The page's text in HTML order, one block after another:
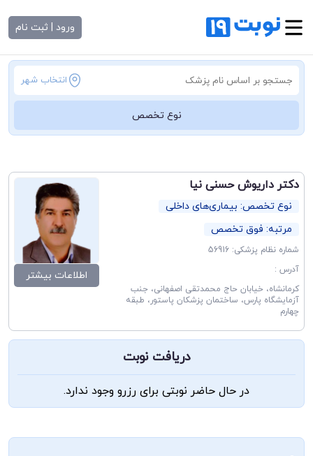
ورود | ثبت نام
انتخاب شهر
نوع تخصص
دکتر داریوش حسنی نیا
نوع تخصص: بیماری‌های داخلی
مرتبه: فوق تخصص
شماره نظام پزشکی: 56916
آدرس :
کرمانشاه، خیابان حاج محمدتقی اصفهانی، جنب
آزمایشگاه پارس، ساختمان پزشکان پاستور، طبقه
چهارم
اطلاعات بیشتر
دریافت نوبت
در حال حاضر نوبتی برای رزرو وجود ندارد.